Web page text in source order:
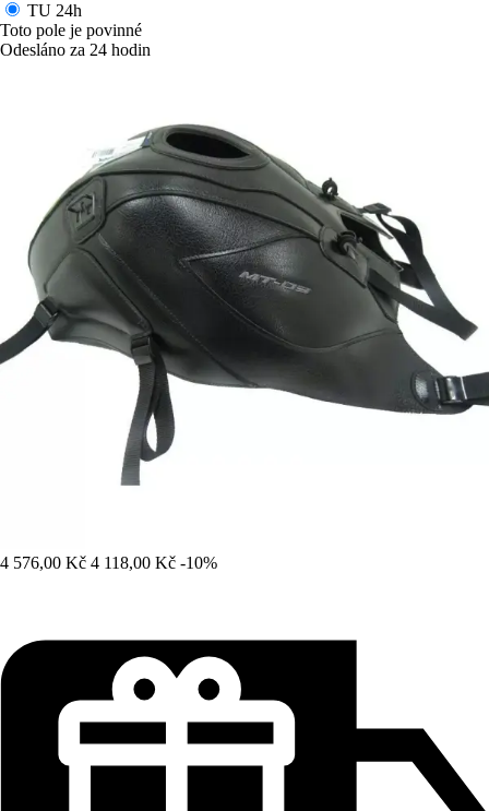
TU 24h
Toto pole je povinné
Odesláno za 24 hodin
4 576,00 Kč 4 118,00 Kč -10%